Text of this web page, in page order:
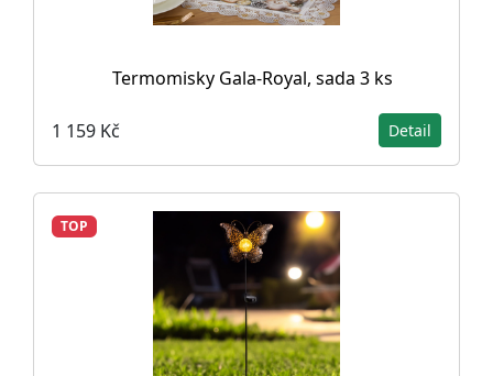
Termomisky Gala-Royal, sada 3 ks
1 159 Kč Detail
TOP